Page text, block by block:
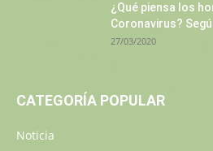
¿Qué piensa los
Coronavirus?
27/03/2020
CATEGORÍA POPULAR
Noticia